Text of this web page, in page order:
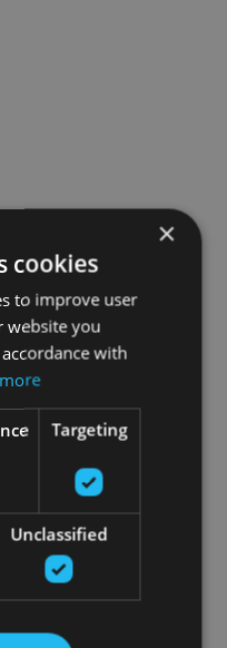
×
cookies
to improve user
website you
with
Targeting
Unclassified